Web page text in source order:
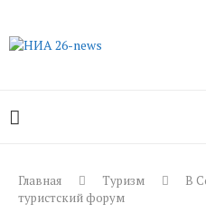
Главная Туризм
В
туристский форум